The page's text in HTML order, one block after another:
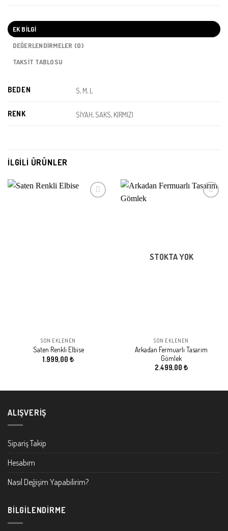
EK BILGI
DEĞERLENDIRMELER (0)
TAKSIT TABLOSU
BEDEN S, M, L
RENK SİYAH, SAKS, KIRMIZI
İLGILI ÜRÜNLER
SON EKLENEN
Saten Renkli Elbise
1.999,00 ₺
STOKTA YOK
SON EKLENEN
Arkadan Fermuarlı Tasarım
Gömlek
2.499,00 ₺
ALIŞVERIŞ
Sipariş Takip
Hesabım
Nasıl Değişim Yapabilirim?
BILGILENDIRME